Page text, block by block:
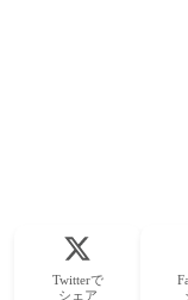
Twitterで
シェア